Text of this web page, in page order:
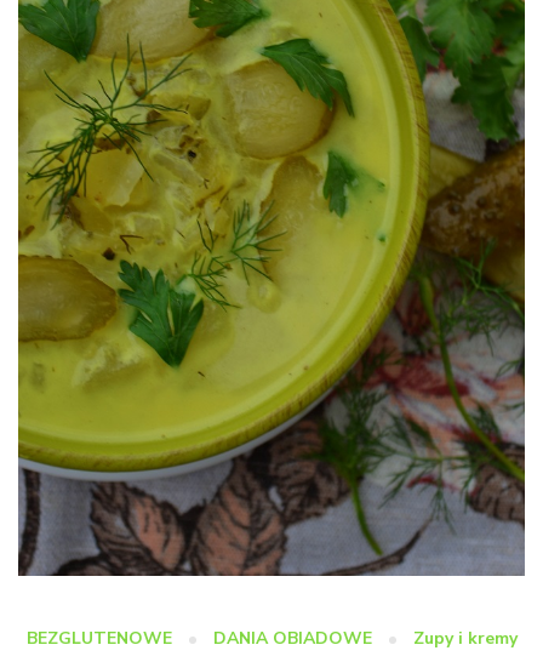
BEZGLUTENOWE DANIA OBIADOWE Zupy i kremy